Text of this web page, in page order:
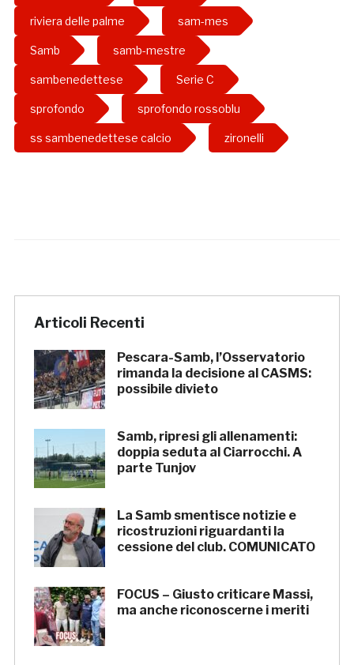
riviera delle palme sam-mes
Samb samb-mestre
sambenedettese Serie C
sprofondo sprofondo rossoblu
ss sambenedettese calcio zironelli
Articoli Recenti
Pescara-Samb, l’Osservatorio
rimanda la decisione al CASMS:
possibile divieto
Samb, ripresi gli allenamenti:
doppia seduta al Ciarrocchi. A
parte Tunjov
La Samb smentisce notizie e
ricostruzioni riguardanti la
cessione del club. COMUNICATO
FOCUS – Giusto criticare Massi,
ma anche riconoscerne i meriti